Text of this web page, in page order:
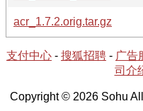
acr_1.7.2.orig.tar.gz
支付中心 - 搜狐招聘 - 广告
司介
Copyright © 2026 Sohu